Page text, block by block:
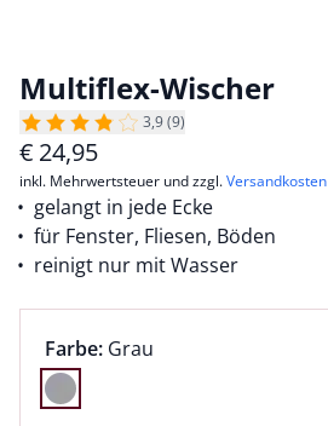
Multiflex-Wischer
3,9 (9)
€ 24,95
inkl. Mehrwertsteuer und zzgl.Versandkosten
gelangt in jede Ecke
für Fenster, Fliesen, Böden
reinigt nur mit Wasser
Farbauswahl:
Farbe: aktuell ausgewählt:
Grau
Farbe Grau ausgewählt